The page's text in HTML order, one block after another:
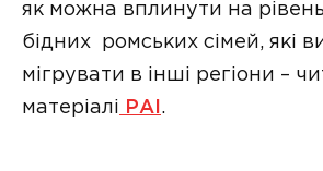
як можна вплинути на
бідних ромських сімей, які
мігрувати в інші регіони –
матеріалі РАІ .